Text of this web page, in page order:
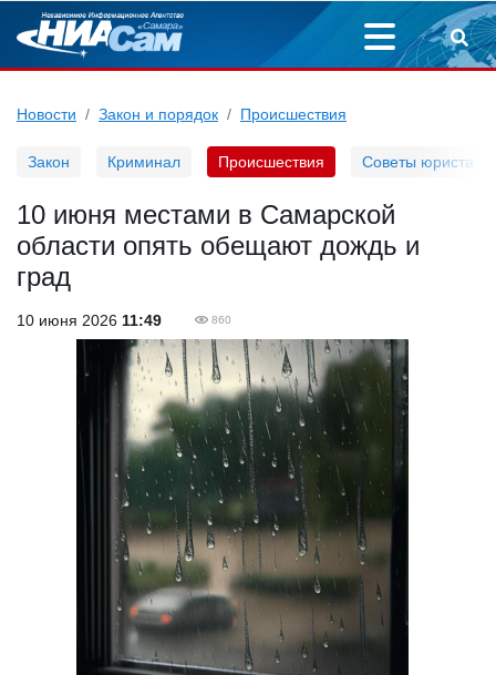
Новости Закон и порядок Происшествия
Закон Криминал Происшествия Советы юриста
10 июня местами в Самарской
области опять обещают дождь и
град
10 июня 2026 11:49 860